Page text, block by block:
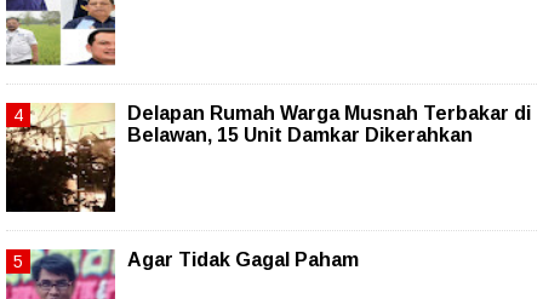
Delapan Rumah Warga Musnah Terbakar di
Belawan, 15 Unit Damkar Dikerahkan
Agar Tidak Gagal Paham